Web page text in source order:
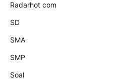
Radarhot com
SD
SMA
SMP
Soal